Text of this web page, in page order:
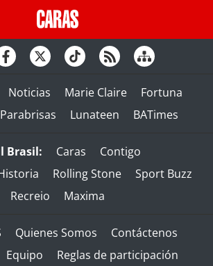
Noticias Marie Claire
Fortuna
Parabrisas Lunateen BATimes
Brasil: Caras
Contigo
Rolling Stone
Sport Buzz
Recreio
Maxima
Quienes Somos
Contáctenos
Equipo
Reglas de participación